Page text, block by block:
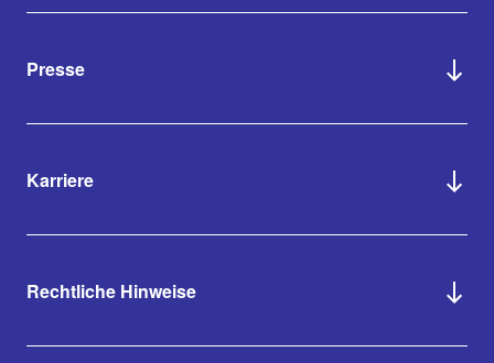
Presse
Karriere
Rechtliche Hinweise